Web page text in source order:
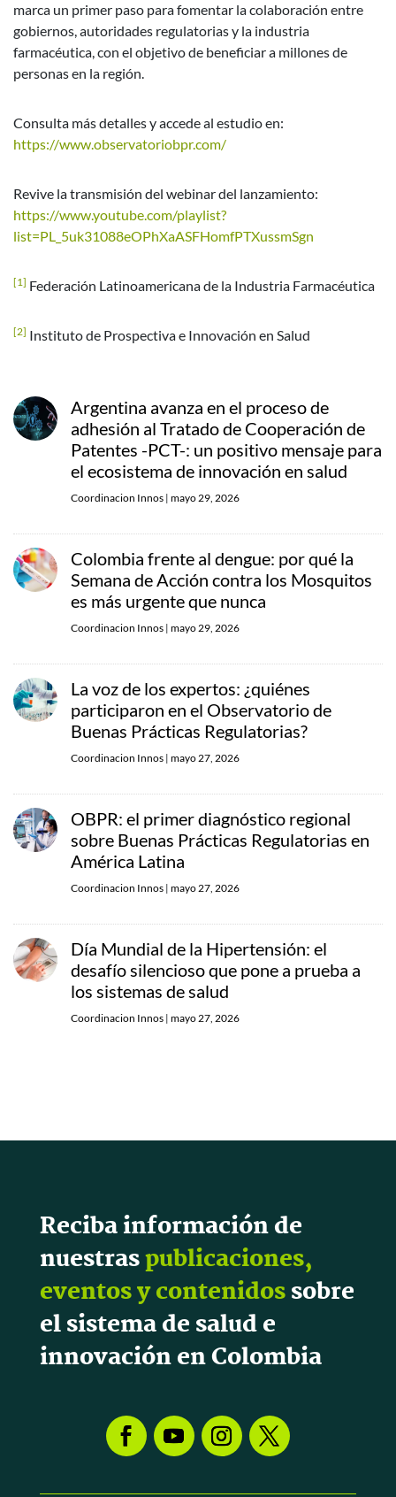
marca un primer paso para fomentar la colaboración entre
gobiernos, autoridades regulatorias y la industria
farmacéutica, con el objetivo de beneficiar a millones de
personas en la región.
Consulta más detalles y accede al estudio en:
https://www.observatoriobpr.com/
Revive la transmisión del webinar del lanzamiento:
https://www.youtube.com/playlist?
list=PL_5uk31088eOPhXaASFHomfPTXussmSgn
[1] Federación Latinoamericana de la Industria Farmacéutica
[2] Instituto de Prospectiva e Innovación en Salud
Argentina avanza en el proceso de
adhesión al Tratado de Cooperación de
Patentes -PCT-: un positivo mensaje para
el ecosistema de innovación en salud
Coordinacion Innos | mayo 29, 2026
Colombia frente al dengue: por qué la
Semana de Acción contra los Mosquitos
es más urgente que nunca
Coordinacion Innos | mayo 29, 2026
La voz de los expertos: ¿quiénes
participaron en el Observatorio de
Buenas Prácticas Regulatorias?
Coordinacion Innos | mayo 27, 2026
OBPR: el primer diagnóstico regional
sobre Buenas Prácticas Regulatorias en
América Latina
Coordinacion Innos | mayo 27, 2026
Día Mundial de la Hipertensión: el
desafío silencioso que pone a prueba a
los sistemas de salud
Coordinacion Innos | mayo 27, 2026
Reciba información de
nuestraspublicaciones,
eventos y contenidossobre
el sistema de salud e
innovación en Colombia